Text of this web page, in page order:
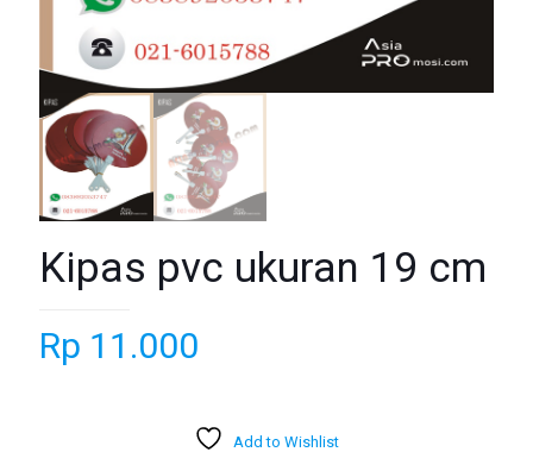
Kipas pvc ukuran 19 cm
Rp 11.000
Add to Wishlist